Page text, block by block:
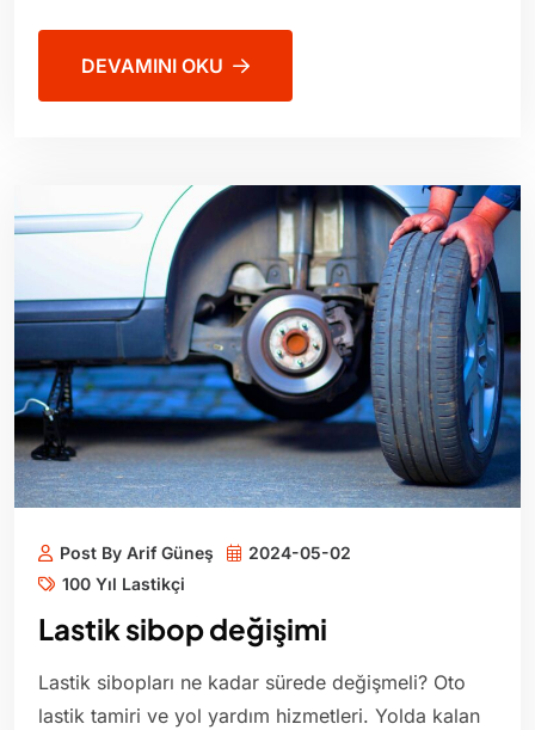
DEVAMINI OKU
Post By Arif Güneş
2024-05-02
100 Yıl Lastikçi
Lastik sibop değişimi
Lastik sibopları ne kadar sürede değişmeli? Oto
lastik tamiri ve yol yardım hizmetleri. Yolda kalan